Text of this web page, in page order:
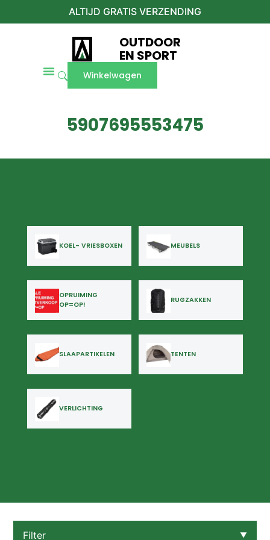
ALTIJD GRATIS VERZENDING
OUTDOOR
EN SPORT
Winkelwagen
5907695553475
KOEL- VRIESBOXEN MEUBELS
OPRUIMING
OP=OP!
RUGZAKKEN
SLAAPARTIKELEN TENTEN
VERLICHTING
Filter ▼